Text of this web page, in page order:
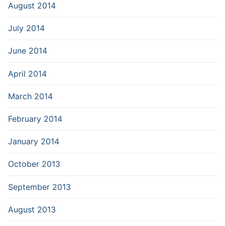
August 2014
July 2014
June 2014
April 2014
March 2014
February 2014
January 2014
October 2013
September 2013
August 2013